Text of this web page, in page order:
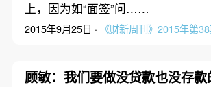
上，因为如“面签”问……
2015年9月25日 · 《财新周刊》2015年第
顾敏：我们要做没贷款也没存款